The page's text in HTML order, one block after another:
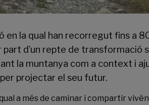
en la qual han recorregut fins a
d’un repte de transformació
la muntanya com a context i
projectar el seu futur.
a més de caminar i compartir